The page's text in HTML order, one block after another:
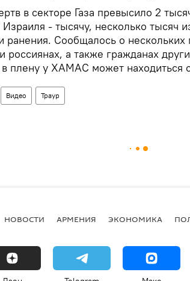
в секторе Газа превысило 2
- тысячу, несколько тысяч
ранения. Сообщалось о
россиянах, а также гражданах
плену у ХАМАС может находиться
Видео Траур
НОВОСТИ АРМЕНИЯ ЭКОНОМИКА